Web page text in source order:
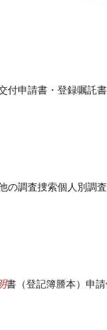
付申請書・登録嘱託
の調査捜索個人別調
書（登記簿謄本）申請